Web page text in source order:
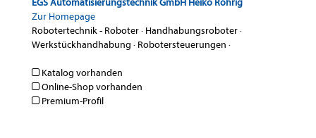
EGS Automatisierungstechnik GmbH Heiko Röhrig
Zur Homepage
Robotertechnik - Roboter· Handhabungsroboter·
Werkstückhandhabung · Robotersteuerungen ·
Katalog vorhanden
Online-Shop vorhanden
Premium-Profil